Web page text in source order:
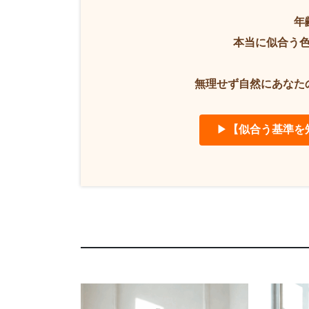
年
本当に似合う
無理せず自然にあな
▶ 【似合う基準